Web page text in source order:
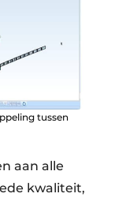
tussen
aan alle
kwaliteit,